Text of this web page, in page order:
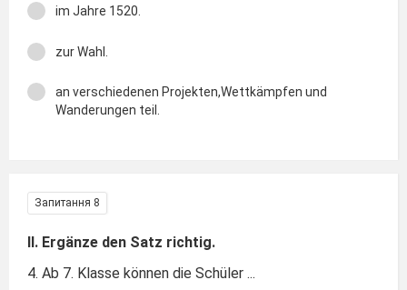
im Jahre 1520.
zur Wahl.
an verschiedenen Projekten,Wettkämpfen und
Wanderungen teil.
Запитання 8
II. Ergänze den Satz richtig.
4. Ab 7. Klasse können die Schüler ...